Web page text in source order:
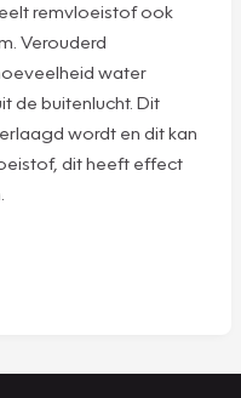
remvloeistof ook
Verouderd
water
de buitenlucht. Dit
wordt en dit kan
dit heeft effect